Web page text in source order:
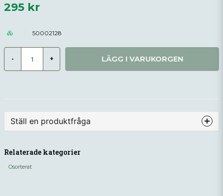
295 kr
50002128
- + LÄGG I VARUKORGEN
Ställ en produktfråga
Fråga oss något om denna produkten...
Relaterade kategorier
Osorterat